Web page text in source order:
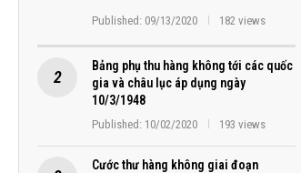
Published: 09/13/2020 182 views
Bảng phụ thu hàng không tới các quốc
gia và châu lục áp dụng ngày
10/3/1948
Published: 10/02/2020 193 views
Cước thư hàng không giai đoạn